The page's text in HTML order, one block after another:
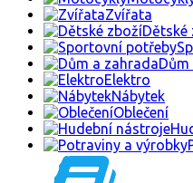
Zvířata
Dětské
Elektro
Nábytek
Oblečení